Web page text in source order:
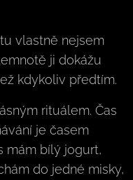
vlastně nejsem
ji dokážu
kdykoliv předtím.
rituálem. Čas
je časem
mám bílý jogurt,
do jedné misky,